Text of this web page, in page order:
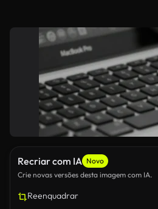
Recriar com IA Novo
Crie novas versões desta imagem com IA.
Reenquadrar